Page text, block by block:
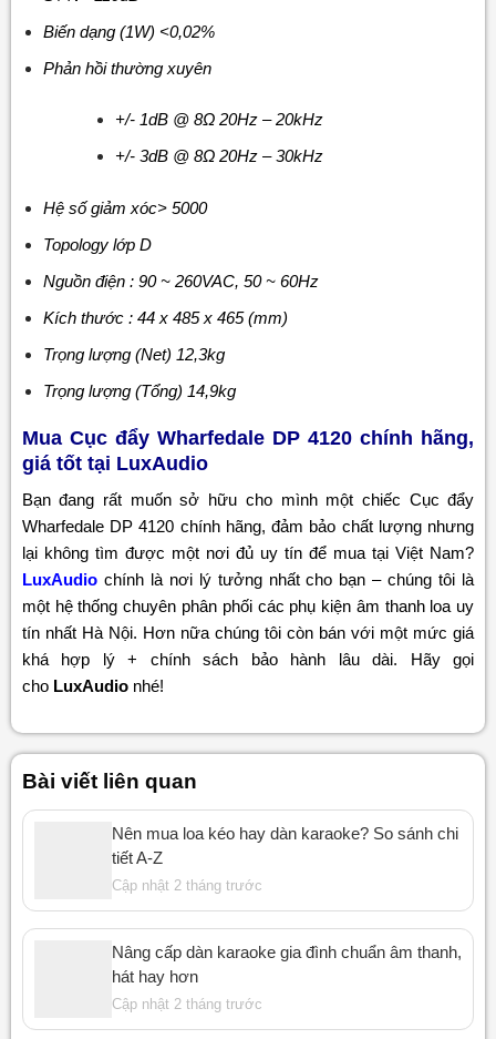
Biến dạng (1W) <0,02%
Phản hồi thường xuyên
+/- 1dB @ 8Ω 20Hz – 20kHz
+/- 3dB @ 8Ω 20Hz – 30kHz
Hệ số giảm xóc> 5000
Topology lớp D
Nguồn điện : 90 ~ 260VAC, 50 ~ 60Hz
Kích thước : 44 x 485 x 465 (mm)
Trọng lượng (Net) 12,3kg
Trọng lượng (Tổng) 14,9kg
Mua Cục đẩy Wharfedale DP 4120 chính hãng,
giá tốt tại LuxAudio
Bạn đang rất muốn sở hữu cho mình một chiếc Cục đẩy
Wharfedale DP 4120 chính hãng, đảm bảo chất lượng nhưng
lại không tìm được một nơi đủ uy tín để mua tại Việt Nam?
LuxAudiochính là nơi lý tưởng nhất cho bạn – chúng tôi là
một hệ thống chuyên phân phối các phụ kiện âm thanh loa uy
tín nhất Hà Nội. Hơn nữa chúng tôi còn bán với một mức giá
khá hợp lý + chính sách bảo hành lâu dài. Hãy gọi
cho LuxAudionhé!
Bài viết liên quan
Nên mua loa kéo hay dàn karaoke? So sánh chi
tiết A-Z
Cập nhật 2 tháng trước
Nâng cấp dàn karaoke gia đình chuẩn âm thanh,
hát hay hơn
Cập nhật 2 tháng trước